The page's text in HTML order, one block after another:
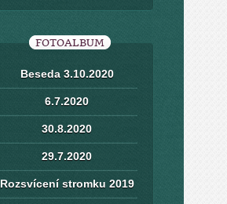
FOTOALBUM
Beseda 3.10.2020
6.7.2020
30.8.2020
29.7.2020
Rozsvícení stromku 2019